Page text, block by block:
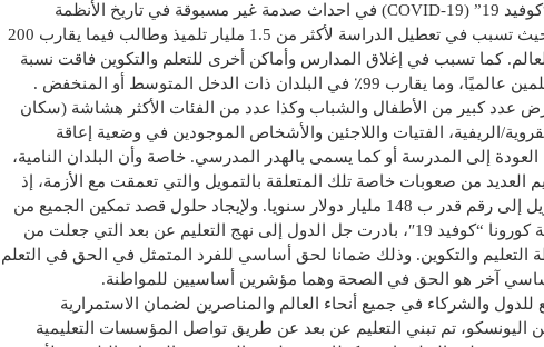
إذ تسبب وباء كورونا “كوفيد 19” (COVID-19) في احداث صدمة غير مسبوقة في تاريخ الأنظمة
التعليمية في العالم، حيث تسبب في تعطيل الدراسة لأكثر من 1.5 مليار تلميذ وطالب فيما يقارب 200
كما تسبب في إغلاق المدارس وأماكن أخرى للتعلم والتكوين فاقت نسبة
94٪ من السكان المتعلمين عالميًا، وما يقارب 99٪ في البلدان ذات الدخل المتوسط أو المنخفض .
عدد كبير من الأطفال والشباب وكذا عدد من الفئات الأكثر هشاشة (سكان
الريفية، الفتيات واللاجئين والأشخاص الموجودين في وضعية إعاقة
إلى المدرسة أو كما يسمى بالهدر المدرسي. خاصة وأن البلدان النامية،
العديد من صعوبات خاصة تلك المتعلقة بالتمويل والتي تعمقت مع الأزمة، إذ
وصلت بها فجوة التمويل إلى رقم قدر ب 148 مليار دولار سنويا. ولإيجاد حلول قصد تمكين الجميع من
التعلم خاصة خلال أزمة كورونا “كوفيد 19″، بادرت جل الدول إلى نهج التعليم عن بعد التي جعلت من
التعليم والتكوين. وذلك ضمانا لحق أساسي للفرد المتمثل في الحق في التعلم
آخر هو الحق في الصحة وهما مؤشرين أساسيين للمواطنة.
والشركاء في جميع أنحاء العالم والمناصرين لضمان الاستمرارية
من اليونسكو، تم تبني التعليم عن بعد عن طريق تواصل المؤسسات التعليمية